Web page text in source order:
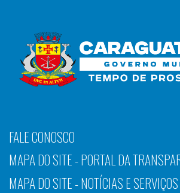
FALE CONOSCO
MAPA DO SITE - PORTAL DA
MAPA DO SITE - NOTÍCIAS E SERVIÇOS